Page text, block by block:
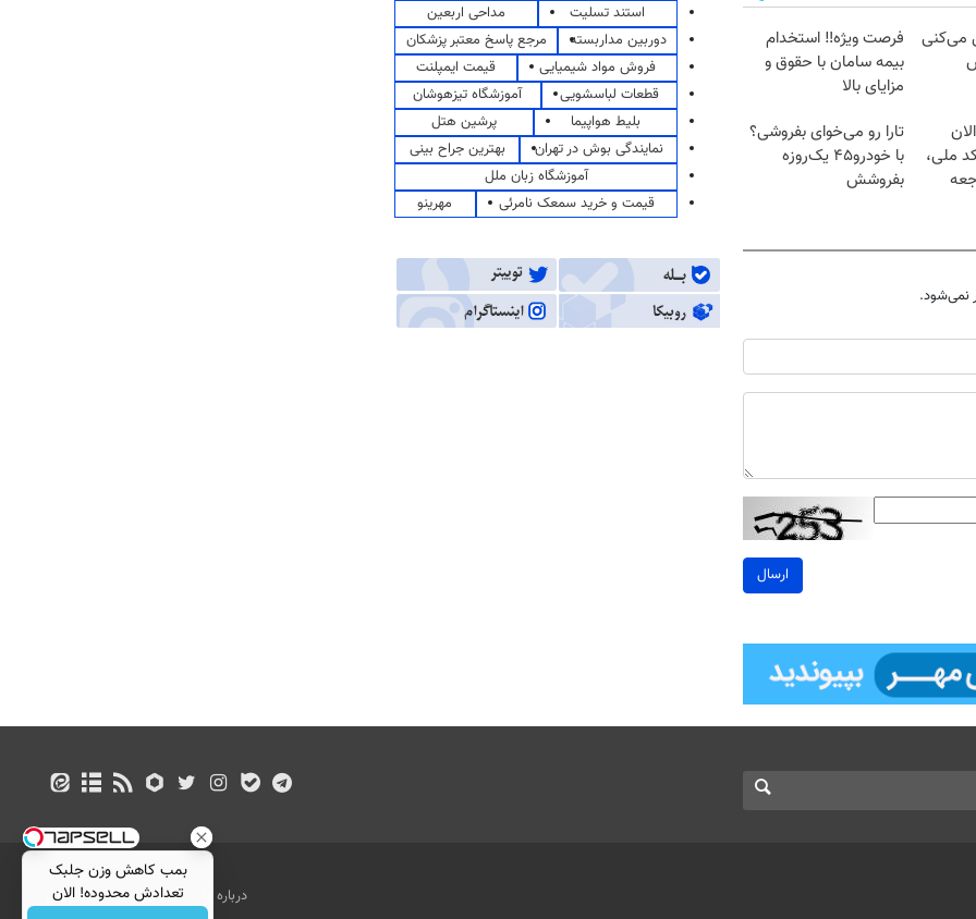
می‌کنی
فرصت ویژه‼️ استخدام
بیمه سامان با حقوق و
مزایای بالا
ملی،
تارا رو می‌خوای بفروشی؟
با خودرو۴۵ یک‌روزه
بفروشش
نمی‌شود.
ارسال
استند تسلیت
مداحی اربعین
دوربین مداربسته
مرجع پاسخ معتبر پزشکان
فروش مواد شیمیایی
قیمت ایمپلنت
قطعات لباسشویی
آموزشگاه تیزهوشان
بلیط هواپیما
پرشین هتل
نمایندگی بوش در تهران
بهترین جراح بینی
آموزشگاه زبان ملل
قیمت و خرید سمعک نامرئی
مهرینو
درباره ما تماس با ما
بازرگانی
بمب کاهش وزن جلبک
تعدادش محدوده! الان